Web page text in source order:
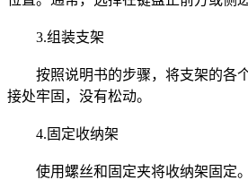
3.组装支架
按照说明书的步骤，将支架的各
接处牢固，没有松动。
4.固定收纳架
使用螺丝和固定夹将收纳架固定